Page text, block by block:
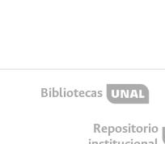
Bibliotecas
Repositorio